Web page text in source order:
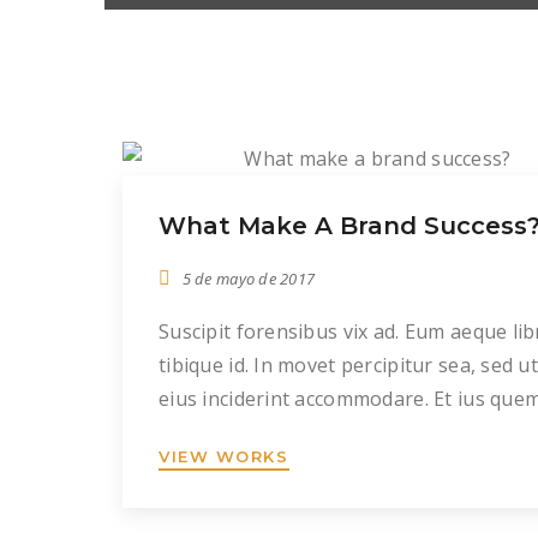
What Make A Brand Success?
5 de mayo de 2017
Suscipit forensibus vix ad. Eum aeque
tibique id. In movet percipitur sea, sed ut
eius inciderint accommodare. Et ius
mel, patrioque reprimique ex sed, ius
VIEW WORKS